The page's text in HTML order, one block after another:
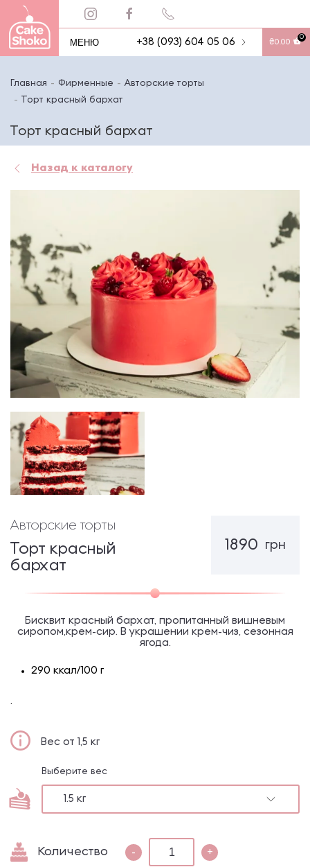
МЕНЮ +38 (093) 604 05 06 ₴0.00
0
Главная Фирменные
Авторские торты
Торт красный бархат
Торт красный бархат
Назад к каталогу
Авторские торты
Торт красный
бархат
1890 грн
Бисквит красный бархат, пропитанный вишневым
сиропом,крем-сир. В украшении крем-чиз, сезонная
ягода.
290 ккал/100 г
.
Вес от 1,5 кг
Выберите вес
1.5 кг
Количество - +